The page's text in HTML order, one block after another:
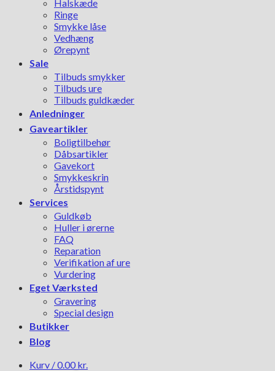
Halskæde
Ringe
Smykke låse
Vedhæng
Ørepynt
Sale
Tilbuds smykker
Tilbuds ure
Tilbuds guldkæder
Anledninger
Gaveartikler
Boligtilbehør
Dåbsartikler
Gavekort
Smykkeskrin
Årstidspynt
Services
Guldkøb
Huller i ørerne
FAQ
Reparation
Verifikation af ure
Vurdering
Eget Værksted
Gravering
Special design
Butikker
Blog
Kurv /0.00 kr.